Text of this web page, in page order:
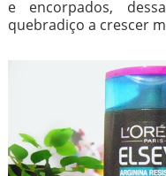
e encorpados,
quebradiço a crescer